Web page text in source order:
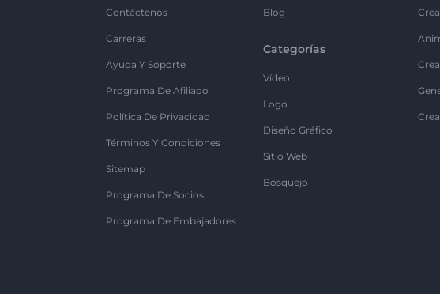
Contáctenos
Carreras
Ayuda Y Soporte
Programa De Afiliado
Política De Privacidad
Términos Y Condiciones
Sitemap
Programa De Socios
Programa De Embajadores
Blog
Categorías
Vídeo
Logo
Diseño Gráfico
Sitio Web
Bosquejo